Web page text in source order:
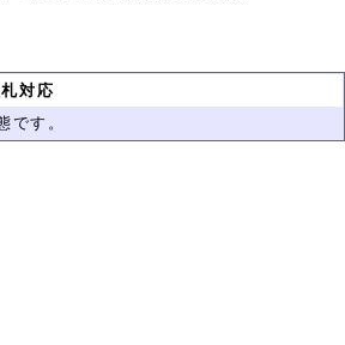
対応
です。